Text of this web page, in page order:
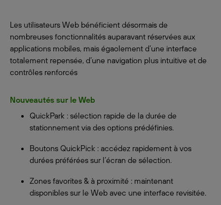
Les utilisateurs Web bénéficient désormais de
nombreuses fonctionnalités auparavant réservées aux
applications mobiles, mais égaolement d’une interface
totalement repensée, d’une navigation plus intuitive et de
contrôles renforcés
Nouveautés sur le Web
QuickPark : sélection rapide de la durée de
stationnement via des options prédéfinies.
Boutons QuickPick : accédez rapidement à vos
durées préférées sur l’écran de sélection.
Zones favorites & à proximité : maintenant
disponibles sur le Web avec une interface revisitée.